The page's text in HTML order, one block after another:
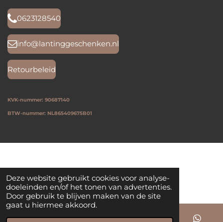
Deze website gebruikt cookies voor analyse-
doeleinden en/of het tonen van advertenties.
Door gebruik te blijven maken van de site
gaat u hiermee akkoord.
a
g
r
a
m
b
o
o
k
T
o
k
n
p
p
0623128540
info@lantinggeschenken.nl
Retourbeleid
KVK-nummer: 90687140
BTW-nummer: NL865409675B01